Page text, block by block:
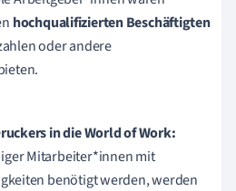
hochqualifizierten Beschäftigten
oder andere
in die World of Work:
Mitarbeiter*innen mit
benötigt werden, werden